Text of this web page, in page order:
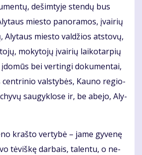
de­šim­ty­je sten­dų bus
mies­to pa­no­ra­mos, įvai­rių
Aly­taus mies­to val­džios at­sto­vų,
mo­ky­to­jų įvai­rių lai­ko­tar­pių
bei ver­tin­gi do­ku­men­tai,
cen­tri­nio vals­ty­bės, Kau­no re­gio­
sau­gyk­lo­se ir, be abe­jo, Aly­
kraš­to ver­ty­bė – ja­me gy­ve­nę
tė­viš­kę dar­bais, ta­len­tu, o ne­